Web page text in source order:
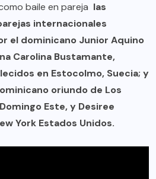
baile en pareja las
internacionales
el dominicano Junior Aquino
Carolina Bustamante,
en Estocolmo, Suecia; y
oriundo de Los
Este, y Desiree
York Estados Unidos.